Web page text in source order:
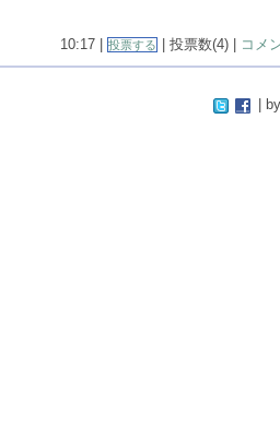
10:17 | 投票する | 投票数(4) | コメ
|